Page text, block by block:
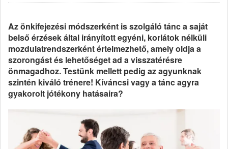
Az önkifejezési módszerként is szolgáló tánc a saját
belső érzések által irányított egyéni, korlátok nélküli
mozdulatrendszerként értelmezhető, amely oldja a
szorongást és lehetőséget ad a visszatérésre
önmagadhoz. Testünk mellett pedig az agyunknak
szintén kiváló trénere! Kíváncsi vagy a tánc agyra
gyakorolt jótékony hatásaira?